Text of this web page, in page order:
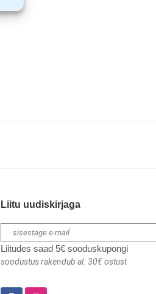
Liitu uudiskirjaga
Liitudes saad 5€ sooduskupongi
soodustus rakendub al. 30€ ostust